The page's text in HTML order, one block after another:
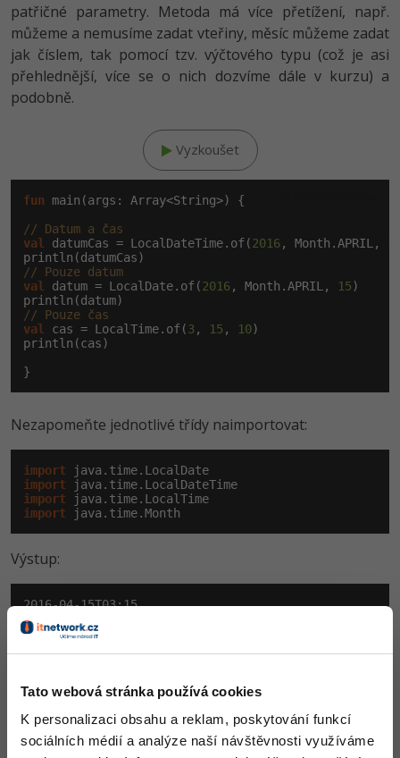
Tato webová stránka používá cookies
K personalizaci obsahu a reklam, poskytování funkcí
sociálních médií a analýze naší návštěvnosti využíváme
patřičné parametry. Metoda má více přetížení, např.
můžeme a nemusíme zadat vteřiny, měsíc můžeme zadat
jak číslem, tak pomocí tzv. výčtového typu (což je asi
přehlednější, více se o nich dozvíme dále v kurzu) a
podobně.
Vyzkoušet
fun main(args: Array<String>) {
// Datum a čas
val
datumCas = LocalDateTime.of(2016, Month.APRIL,
// Pouze datum
val
datum = LocalDate.of(2016, Month.APRIL, 15)
// Pouze čas
val
cas = LocalTime.of(3 , 15 , 10)
println(cas)
Nezapomeňte jednotlivé třídy naimportovat:
import
import
import
import java.time.Month
Výstup:
2016-04-15T03:15
2016-04-15
03:15:10
Vytvoření dle aktuálního data a času
Ve svých aplikacích budeme samozřejmě potřebovat
získat také aktuální datum a čas. K tomu slouží další